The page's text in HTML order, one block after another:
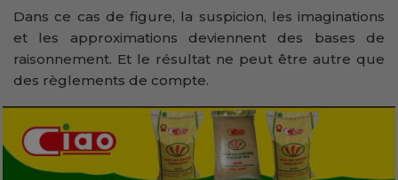
Dans ce cas de figure, la suspicion, les imaginations
et les approximations deviennent des bases de
raisonnement. Et le résultat ne peut être autre que
des règlements de compte.